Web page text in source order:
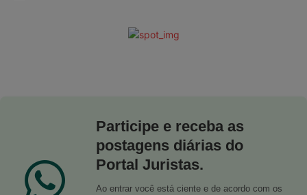
Participe e receba as
postagens diárias do
Portal Juristas.
Ao entrar você está ciente e de acordo com os